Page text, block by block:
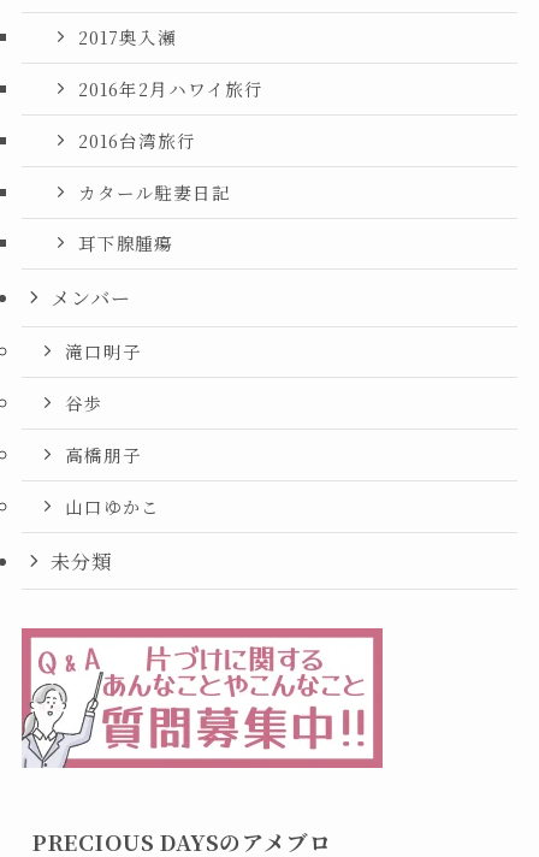
2017奥入瀬
2016年2月ハワイ旅行
2016台湾旅行
カタール駐妻日記
耳下腺腫瘍
メンバー
滝口明子
谷歩
高橋朋子
山口ゆかこ
未分類
PRECIOUS DAYSのアメブロ